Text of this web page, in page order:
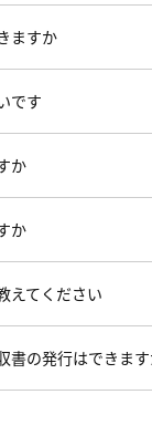
ますか
です
か
か
えてください
書の発行はできます